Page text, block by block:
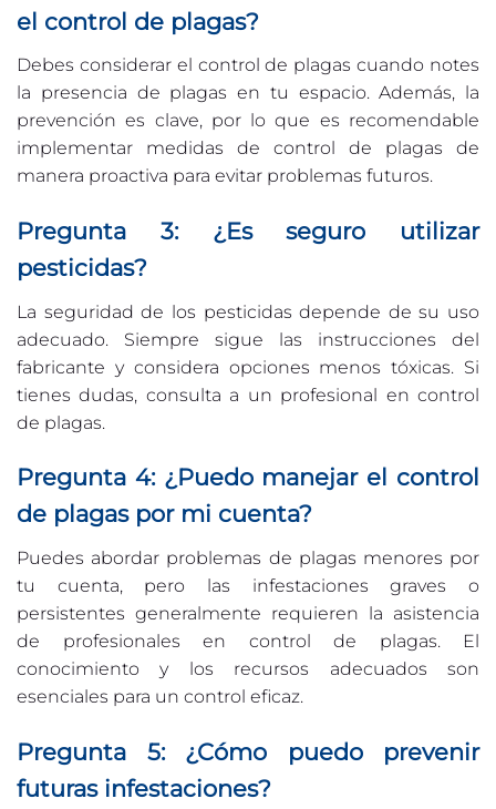
el control de plagas?
Debes considerar el control de plagas cuando notes
la presencia de plagas en tu espacio. Además, la
prevención es clave, por lo que es recomendable
implementar medidas de control de plagas de
manera proactiva para evitar problemas futuros.
Pregunta 3: ¿Es seguro utilizar
pesticidas?
La seguridad de los pesticidas depende de su uso
adecuado. Siempre sigue las instrucciones del
fabricante y considera opciones menos tóxicas. Si
tienes dudas, consulta a un profesional en control
de plagas.
Pregunta 4: ¿Puedo manejar el control
de plagas por mi cuenta?
Puedes abordar problemas de plagas menores por
tu cuenta, pero las infestaciones graves o
persistentes generalmente requieren la asistencia
de profesionales en control de plagas. El
conocimiento y los recursos adecuados son
esenciales para un control eficaz.
Pregunta 5: ¿Cómo puedo prevenir
futuras infestaciones?